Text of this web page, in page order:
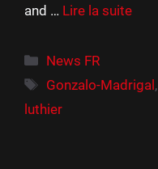
and … Lire la suite
Catégories
News FR
Étiquettes
Gonzalo-Madrigal ,
luthier